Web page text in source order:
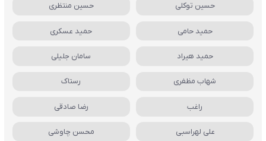
حسین توکلی حسین منتظری
حمید حامی حمید عسکری
حمید هیراد سامان جلیلی
شهاب مظفری رستاک
راغب رضا صادقی
علی لهراسبی محسن چاوشی